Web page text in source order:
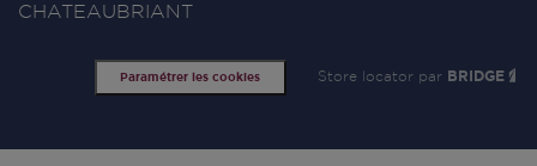
CHATEAUBRIANT
Paramétrer les cookies Store locator par BRIDGE